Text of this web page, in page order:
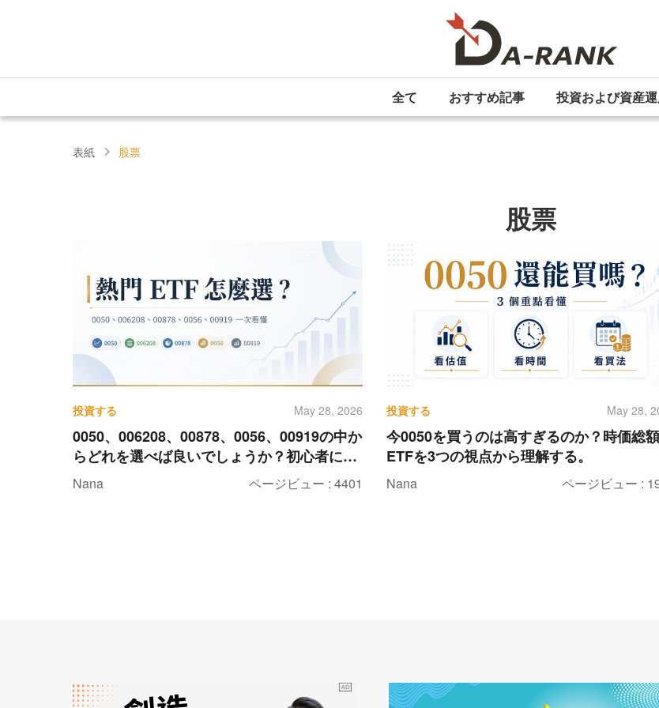
全て おすすめ記事 投資および資産
表紙 股票
股票
投資する May 28, 2026
0050、006208、00878、0056、00919の中か
らどれを選べば良いでしょうか？初心者にも
分かりやすい、人気ETFのおすすめ比較表で
す。
Nana ページビュー : 4401
投資する May 28,
今0050を買うのは高すぎるのか？時価総額
ETFを3つの視点から理解する。
Nana ページビュー :